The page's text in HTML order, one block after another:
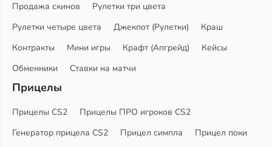
Продажа скинов
Рулетки три цвета
Рулетки четыре цвета
Джекпот (Рулетки)
Краш
Контракты
Мини игры Крафт (Апгрейд)
Кейсы
Обменники
Ставки на матчи
Прицелы
Прицелы CS2
Прицелы ПРО игроков CS2
Генератор прицела CS2
Прицел симпла
Прицел поки